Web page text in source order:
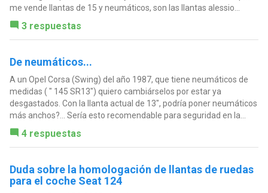
me vende llantas de 15 y neumáticos, son las llantas alessio...
3 respuestas
De neumáticos...
A un Opel Corsa (Swing) del año 1987, que tiene neumáticos de
medidas ( " 145 SR13") quiero cambiárselos por estar ya
desgastados. Con la llanta actual de 13", podría poner neumáticos
más anchos?... Sería esto recomendable para seguridad en la...
4 respuestas
Duda sobre la homologación de llantas de ruedas
para el coche Seat 124